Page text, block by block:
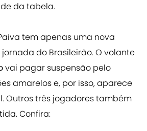
da tabela.
tem apenas uma nova
do Brasileirão. O volante
vai pagar suspensão pelo
amarelos e, por isso, aparece
Outros três jogadores também
Confira: